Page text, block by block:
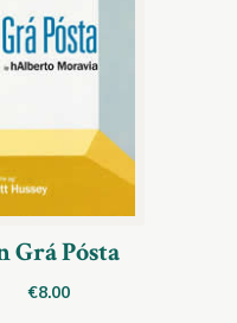
Grá Pósta
€8.00